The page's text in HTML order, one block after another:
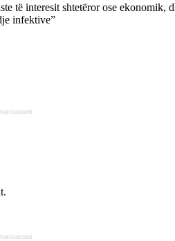
interesit shtetëror ose ekonomik,
infektive”